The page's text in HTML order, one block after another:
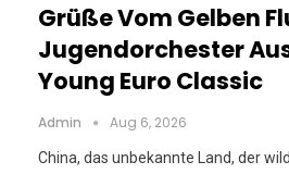
Grüße Vom Gelben
Jugendorchester
Young Euro Classic
Admin Aug 6, 2026
China, das unbekannte Land, der